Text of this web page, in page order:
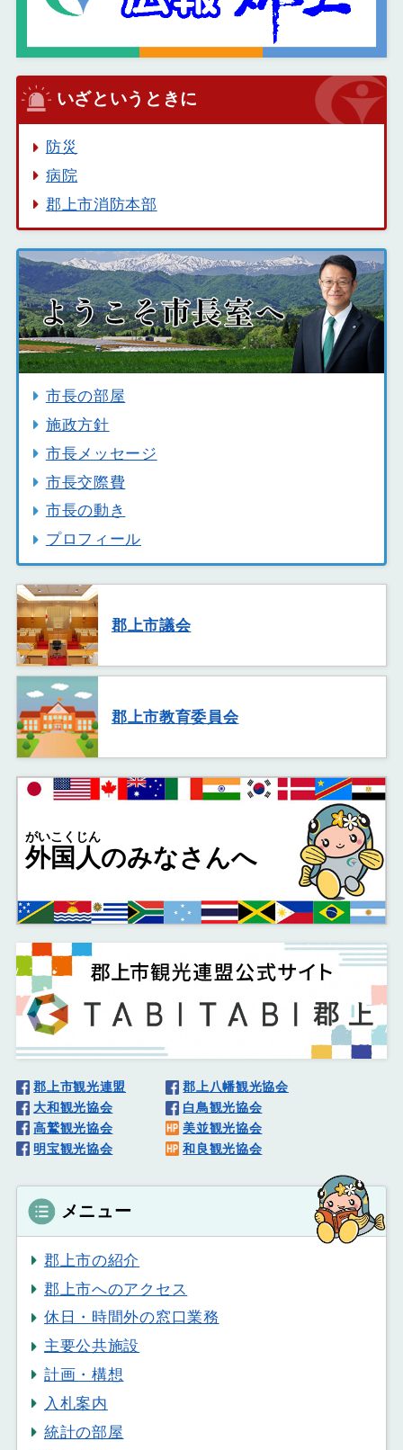
いざというときに
防災
病院
郡上市消防本部
市長の部屋
施政方針
市長メッセージ
市長交際費
市長の動き
プロフィール
郡上市議会
郡上市教育委員会
外国人
がいこくじん
のみなさんへ
郡上市観光連盟
郡上八幡観光協会
大和観光協会
白鳥観光協会
高鷲観光協会
美並観光協会
明宝観光協会
和良観光協会
メニュー
郡上市の紹介
郡上市へのアクセス
休日・時間外の窓口業務
主要公共施設
計画・構想
入札案内
統計の部屋